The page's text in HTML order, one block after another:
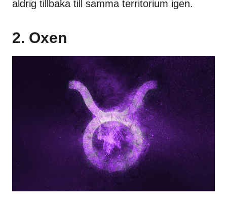
aldrig tillbaka till samma territorium igen.
2. Oxen